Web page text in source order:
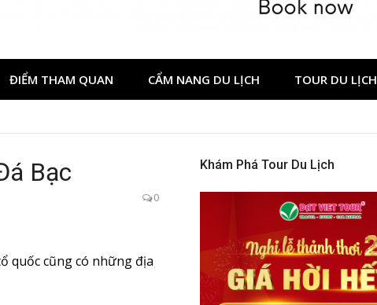
ĐIỂM THAM QUAN CẨM NANG DU LỊCH TOUR DU LỊCH
Bạc
0
quốc cũng có những địa
Khám Phá Tour Du Lịch